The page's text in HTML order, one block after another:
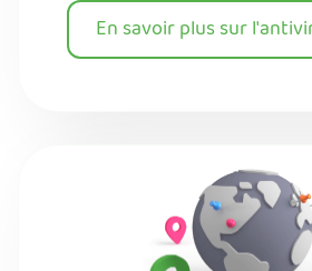
En savoir plus sur